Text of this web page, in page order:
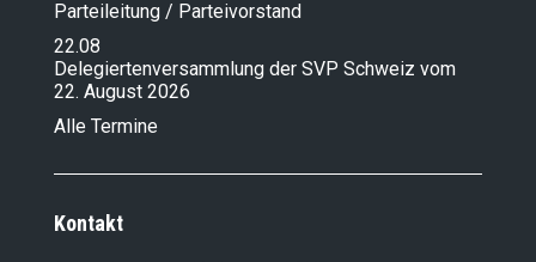
Parteileitung / Parteivorstand
22.08
Delegiertenversammlung der SVP Schweiz vom
22. August 2026
Alle Termine
Kontakt